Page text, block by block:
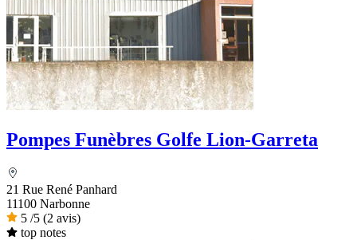
Pompes Funèbres Golfe Lion-Garreta
21 Rue René Panhard
11100 Narbonne
5 /5 (2 avis)
top notes